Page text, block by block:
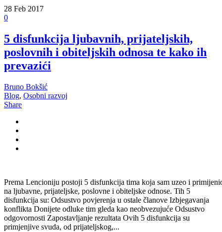
28 Feb 2017
0
5 disfunkcija ljubavnih, prijateljskih,
poslovnih i obiteljskih odnosa te kako ih
prevazići
Bruno Bokšić
Blog, Osobni razvoj
Share
Prema Lencioniju postoji 5 disfunkcija tima koja sam uzeo i
na ljubavne, prijateljske, poslovne i obiteljske odnose. Tih 5
disfunkcija su: Odsustvo povjerenja u ostale članove Izbjegavanja
konflikta Donijete odluke tim gleda kao neobvezujuće Odsustvo
odgovornosti Zapostavljanje rezultata Ovih 5 disfunkcija su
primjenjive svuda, od prijateljskog,...